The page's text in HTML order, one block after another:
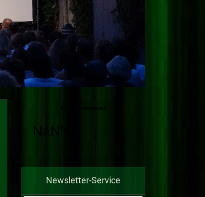
Newsletter-Service